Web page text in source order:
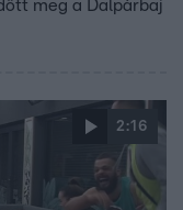
meg a Dalpárbaj
2:16